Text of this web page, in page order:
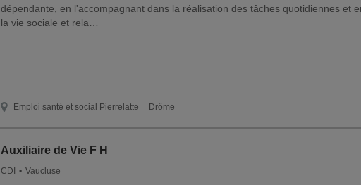
dépendante, en l'accompagnant dans la réalisation des tâches quotidiennes et
la vie sociale et rela…
Emploi santé et social Pierrelatte Drôme
Auxiliaire de Vie F H
CDI Vaucluse